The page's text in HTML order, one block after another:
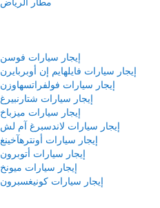
إيجار سيارات فوسن
إيجار سيارات فايلهايم إن أوبربايرن
إيجار سيارات فولفراتسهاوزن
إيجار سيارات شتارنبيرغ
إيجار سيارات ميزباخ
إيجار سيارات لاندسبرغ آم لش
إيجار سيارات أونترهآخينغ
إيجار سيارات أتوبرون
إيجار سيارات ميونخ
إيجار سيارات كونيغسبرون